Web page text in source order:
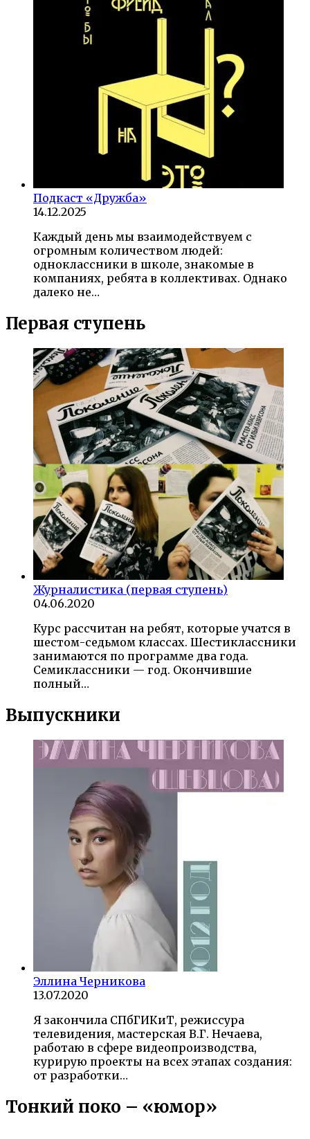
Подкаст «Дружба»
14.12.2025
Каждый день мы взаимодействуем с
огромным количеством людей:
одноклассники в школе, знакомые в
компаниях, ребята в коллективах. Однако
далеко не…
Первая ступень
Журналистика (первая ступень)
04.06.2020
Курс рассчитан на ребят, которые учатся в
шестом-седьмом классах. Шестиклассники
занимаются по программе два года.
Семиклассники — год. Окончившие
полный…
Выпускники
Эллина Черникова
13.07.2020
Я закончила СПбГИКиТ, режиссура
телевидения, мастерская В.Г. Нечаева,
работаю в сфере видеопроизводства,
курирую проекты на всех этапах создания:
от разработки…
Тонкий поко – «юмор»